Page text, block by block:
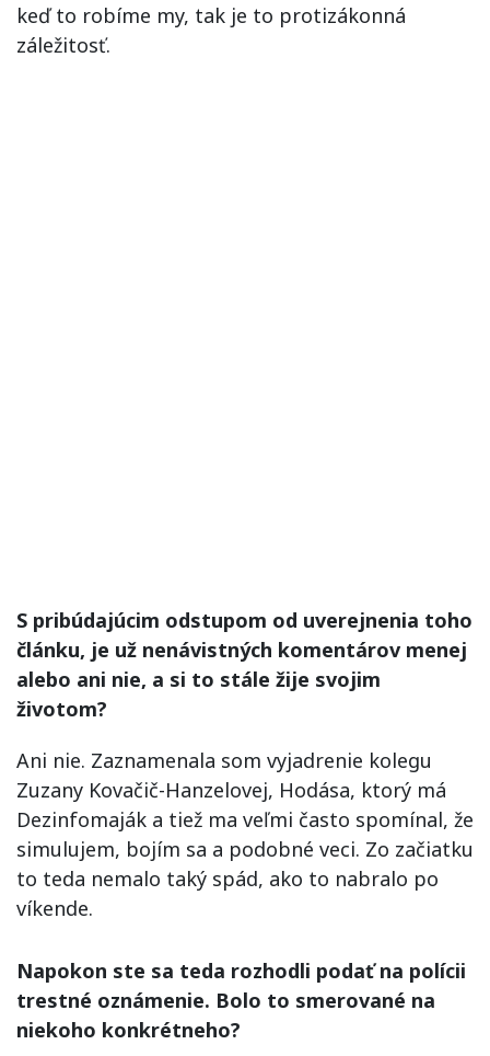
keď to robíme my, tak je to protizákonná
záležitosť.
S pribúdajúcim odstupom od uverejnenia toho
článku, je už nenávistných komentárov menej
alebo ani nie, a si to stále žije svojim
životom?
Ani nie. Zaznamenala som vyjadrenie kolegu
Zuzany Kovačič-Hanzelovej, Hodása, ktorý má
Dezinfomaják a tiež ma veľmi často spomínal, že
simulujem, bojím sa a podobné veci. Zo začiatku
to teda nemalo taký spád, ako to nabralo po
víkende.
Napokon ste sa teda rozhodli podať na polícii
trestné oznámenie. Bolo to smerované na
niekoho konkrétneho?